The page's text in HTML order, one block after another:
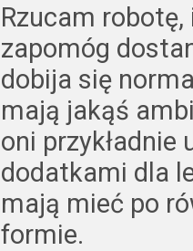
Rzucam robotę,
zapomóg
dobija się
mają jakąś
oni przykładnie
dodatkami dla
mają mieć po
formie.